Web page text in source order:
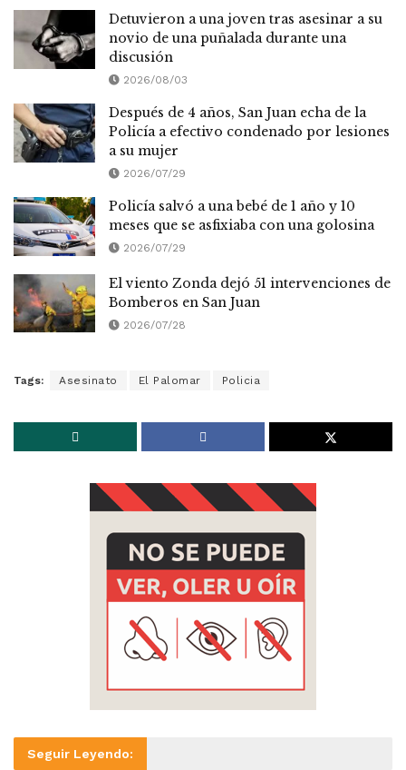
Detuvieron a una joven tras asesinar a su
novio de una puñalada durante una
discusión
2026/08/03
Después de 4 años, San Juan echa de la
Policía a efectivo condenado por lesiones
a su mujer
2026/07/29
Policía salvó a una bebé de 1 año y 10
meses que se asfixiaba con una golosina
2026/07/29
El viento Zonda dejó 51 intervenciones de
Bomberos en San Juan
2026/07/28
Tags: Asesinato El Palomar Policia
Seguir Leyendo: